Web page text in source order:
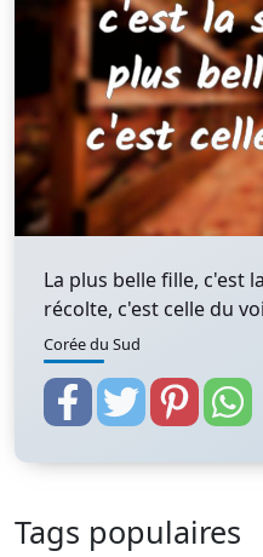
La plus belle fille, c'est
récolte, c'est celle du
Corée du Sud
Tags populaires